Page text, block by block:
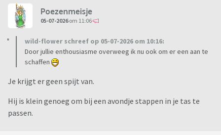
Poezenmeisje
05-07-2026om 11:06
wild-flower schreef op 05-07-2026 om 10:16:
Door jullie enthousiasme overweeg ik nu ook om er een aan te
schaffen
Je krijgt er geen spijt van.
Hij is klein genoeg om bij een avondje stappen in je tas te
passen.